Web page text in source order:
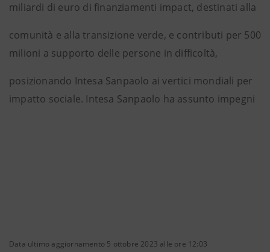
miliardi di euro di finanziamenti impact, destinati alla
comunità e alla transizione verde, e contributi per 500
milioni a supporto delle persone in difficoltà,
posizionando Intesa Sanpaolo ai vertici mondiali per
impatto sociale. Intesa Sanpaolo ha assunto impegni
Data ultimo aggiornamento 5 ottobre 2023 alle ore 12:03